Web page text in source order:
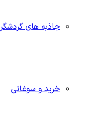
جاذبه‌ های گردشگری
خرید و سوغاتی